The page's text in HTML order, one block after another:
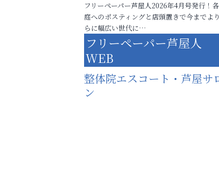
フリーペーパー芦屋人2026年4月号発行！
庭へのポスティングと店頭置きで今までよ
らに幅広い世代に…
フリーペーパー芦屋人
WEB
整体院エスコート・芦屋サ
ン